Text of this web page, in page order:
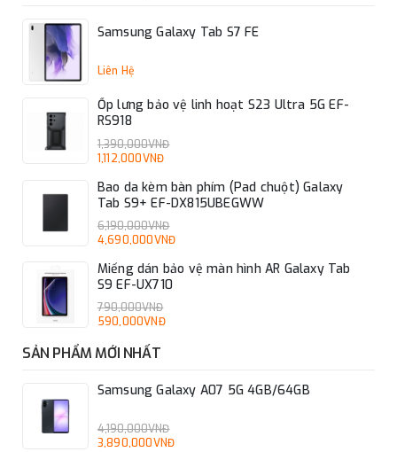
Samsung Galaxy Tab S7 FE
Liên Hệ
Ốp lưng bảo vệ linh hoạt S23 Ultra 5G EF-
RS918
1,390,000VNĐ
1,112,000VNĐ
Bao da kèm bàn phím (Pad chuột) Galaxy
Tab S9+ EF-DX815UBEGWW
6,190,000VNĐ
4,690,000VNĐ
Miếng dán bảo vệ màn hình AR Galaxy Tab
S9 EF-UX710
790,000VNĐ
590,000VNĐ
SẢN PHẨM MỚI NHẤT
Samsung Galaxy A07 5G 4GB/64GB
4,190,000VNĐ
3,890,000VNĐ